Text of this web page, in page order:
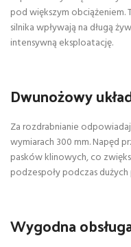
pod większym obciążeniem.
silnika wpływają na długą
intensywną eksploatację.
Dwunożowy
Za rozdrabnianie
wymiarach 300 mm. Napęd
pasków klinowych, co
podzespoły podczas
Wygodna